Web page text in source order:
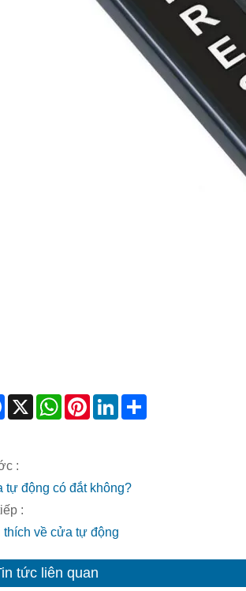
Facebook
X WhatsAppPinterestLinkedIn
:
tự động có đắt không?
:
thích về cửa tự động
tức liên quan